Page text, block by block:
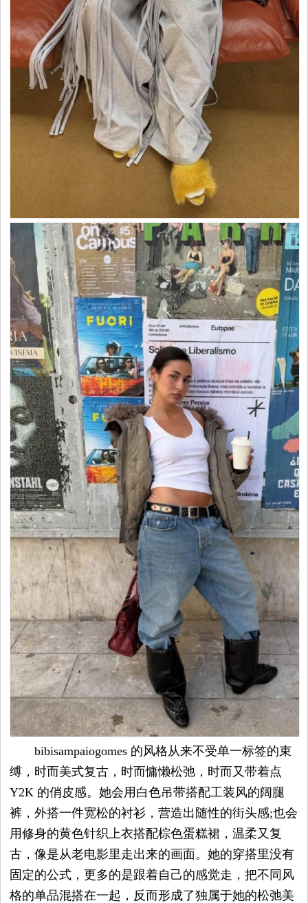
bibisampaiogomes 的风格从来不受单一标签的束
缚，时而美式复古，时而慵懒松弛，时而又带着点
Y2K 的俏皮感。她会用白色吊带搭配工装风的阔腿
裤，外搭一件宽松的衬衫，营造出随性的街头感;也会
用修身的黄色针织上衣搭配棕色蛋糕裙，温柔又复
古，像是从老电影里走出来的画面。她的穿搭里没有
固定的公式，更多的是跟着自己的感觉走，把不同风
格的单品混搭在一起，反而形成了独属于她的松弛美